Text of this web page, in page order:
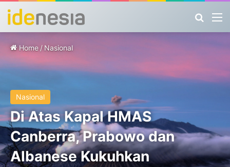
Home / Nasional
Nasional
Di Atas Kapal HMAS
Canberra, Prabowo dan
Albanese Kukuhkan